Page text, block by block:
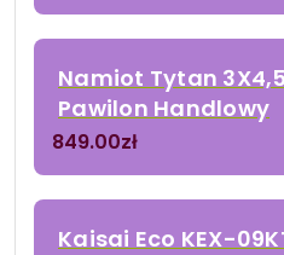
Namiot Tytan
Pawilon Handlowy
849.00zł
Kaisai Eco KEX-